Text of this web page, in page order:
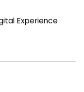
Experience